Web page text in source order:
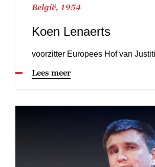
België, 1954
Koen Lenaerts
voorzitter Europees Hof van
Lees meer